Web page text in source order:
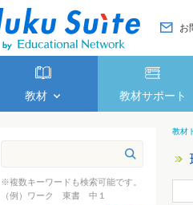
お
教材 教材サポート
教材
※複数キーワードも検索可能です。
（例）ワーク 東書 中１